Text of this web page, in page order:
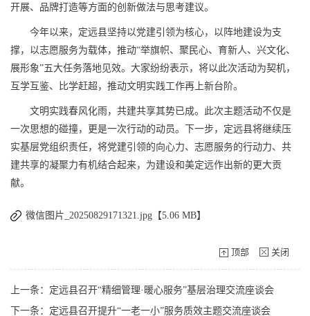
开展、品牌打造等方面的创新做法与思考建议。
今年以来，定远县坚持以党建引领为核心，以阵地建设为支
撑，以志愿服务为载体，推动“举旗帜、聚民心、育新人、兴文化、
展形象”五大任务落地见效。大家纷纷表示，将以此次活动为契机，
互学互鉴、比学赶超，推动文明实践工作再上新台阶。
文明实践春风化雨，共建共享其势已成。此次主题活动不仅是
一次思想的碰撞，更是一次行动的动员。下一步，定远县将继续压
实基层党组织责任，将党建引领的向心力、志愿服务的行动力、共
建共享的凝聚力有机结合起来，为建设和美定远作出新的更大贡
献。
微信图片_20250829171321.jpg【5.06 MB】
顶部 关闭
上一条：定远县召开“精细管理·暖心服务”基层治理交流座谈会
下一条：定远县召开提升“一老一小”服务质效主题交流座谈会